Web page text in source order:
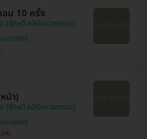
อน 10 ครั้ง
(รักษวี คลินิกเวชกรรม)
มแห่งชาติสิริกิติ์
น้า)
(รักษวี คลินิกเวชกรรม)
มแห่งชาติสิริกิติ์